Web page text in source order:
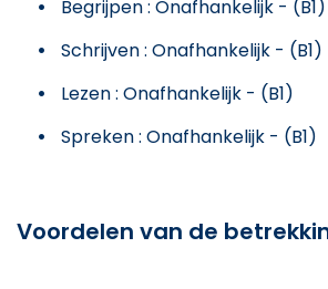
Begrijpen : Onafhankelijk - (B1)
Schrijven : Onafhankelijk - (B1)
Lezen : Onafhankelijk - (B1)
Spreken : Onafhankelijk - (B1)
Voordelen van de